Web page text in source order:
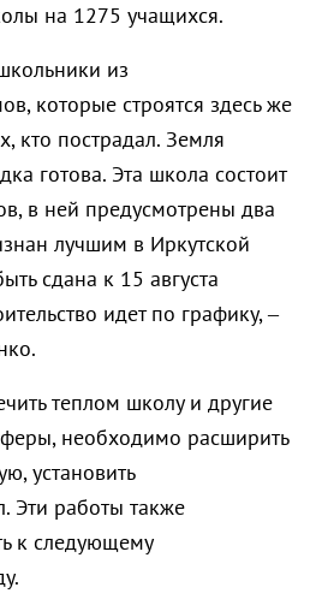
на 1275 учащихся.
из
которые строятся здесь же
кто пострадал. Земля
готова. Эта школа состоит
в ней предусмотрены два
лучшим в Иркутской
сдана к 15 августа
идет по графику, –
теплом школу и другие
необходимо расширить
установить
Эти работы также
к следующему